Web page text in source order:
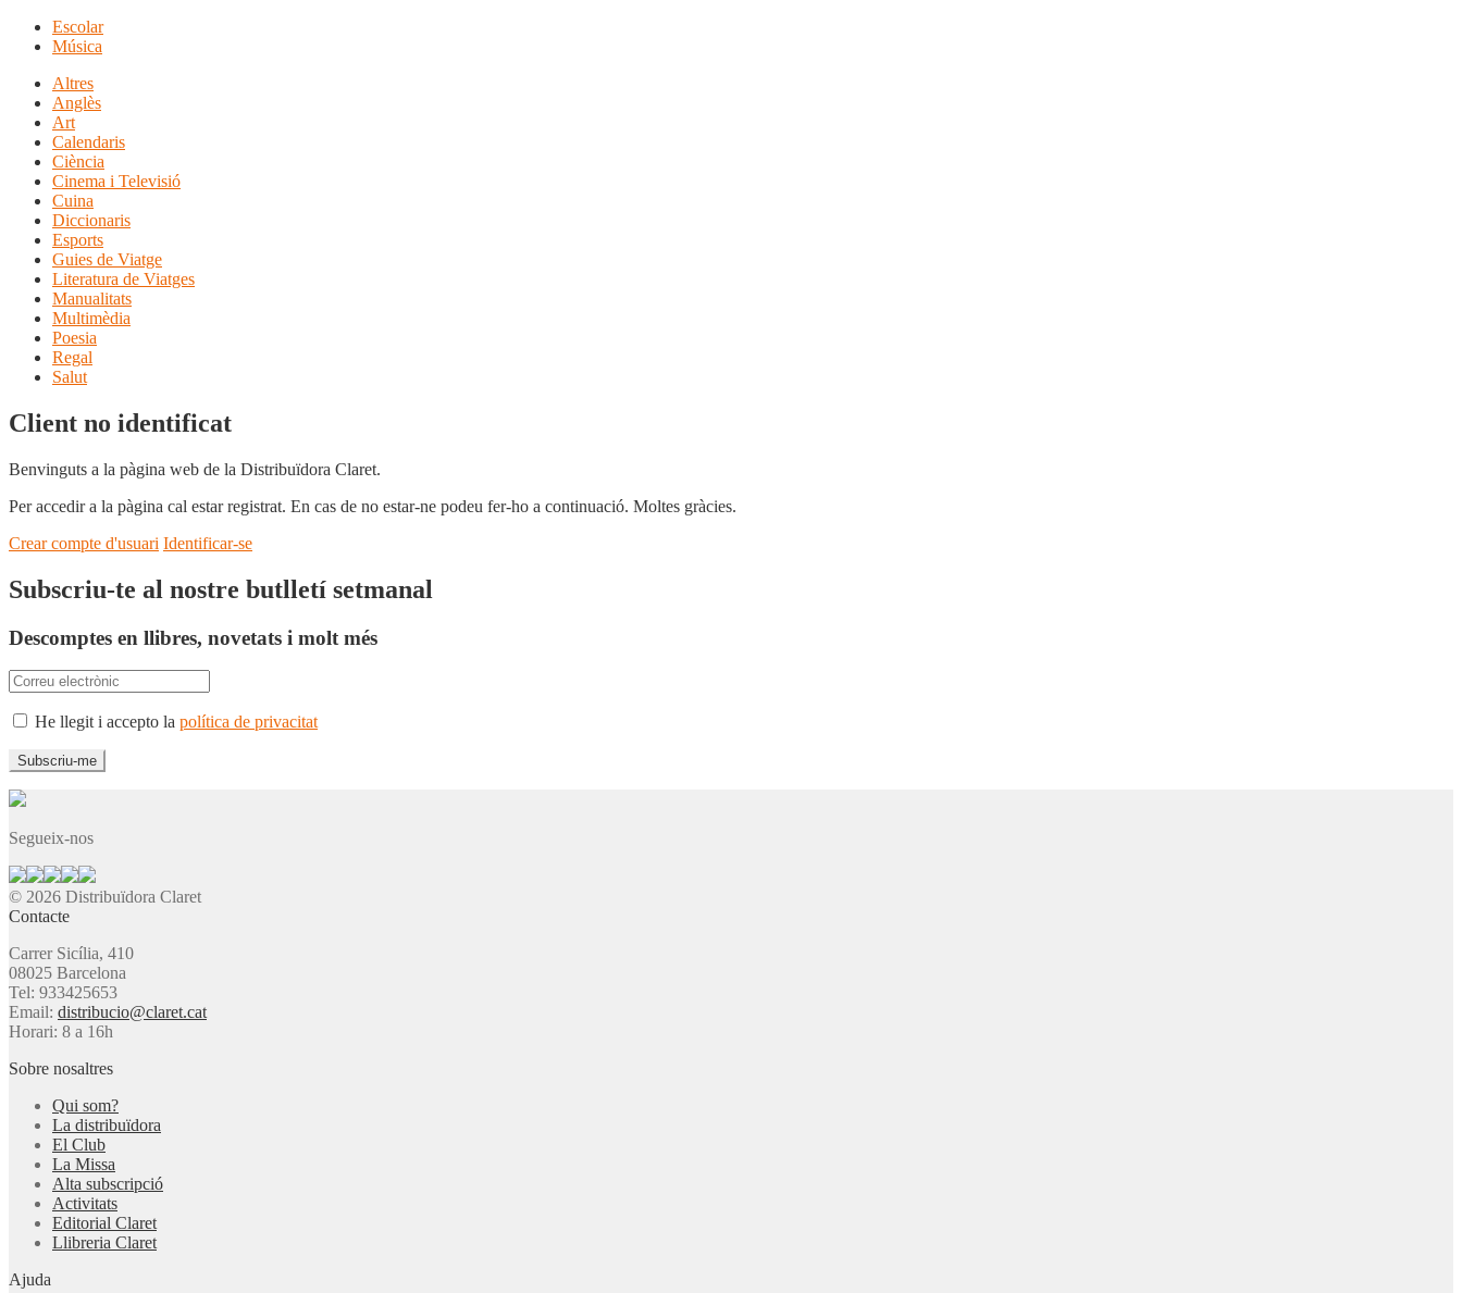
Escolar
Música
Altres
Anglès
Art
Calendaris
Ciència
Cinema i Televisió
Cuina
Diccionaris
Esports
Guies de Viatge
Literatura de Viatges
Manualitats
Multimèdia
Poesia
Regal
Salut
Client no identificat
Benvinguts a la pàgina web de la Distribuïdora Claret.
Per accedir a la pàgina cal estar registrat. En cas de no estar-ne podeu fer-ho a continuació. Moltes gràcies.
Crear compte d'usuari Identificar-se
Subscriu-te al nostre butlletí setmanal
Descomptes en llibres, novetats i molt més
He llegit i accepto la política de privacitat
Segueix-nos
© 2026 Distribuïdora Claret
Contacte
Carrer Sicília, 410
08025 Barcelona
Tel: 933425653
Email: distribucio@claret.cat
Horari: 8 a 16h
Sobre nosaltres
Qui som?
La distribuïdora
El Club
La Missa
Alta subscripció
Activitats
Editorial Claret
Llibreria Claret
Ajuda